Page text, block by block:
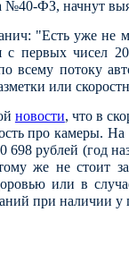
ФЗ, начнут
"Есть уже не
первых чисел
потоку
или
новости, что в
про камеры.
рублей (год
же не стоит
или в
при наличии